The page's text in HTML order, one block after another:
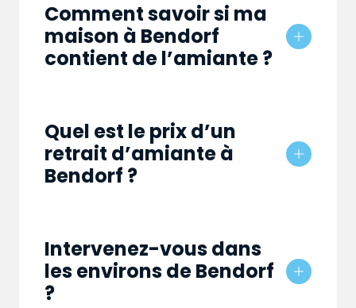
Comment savoir si ma
maison à Bendorf
contient de l’amiante ?
Quel est le prix d’un
retrait d’amiante à
Bendorf ?
Intervenez-vous dans
les environs de Bendorf
?